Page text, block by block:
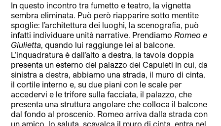
In questo incontro tra fumetto e teatro, la vignetta
sembra eliminata. Può però riapparire sotto mentite
spoglie: l’architettura dei luoghi, la scenografia, può
infatti individuare unità narrative. PrendiamoRomeo e
Giulietta, quando lui raggiunge lei al balcone.
L’inquadratura è dall’alto a destra, la tavola doppia
presenta un esterno del palazzo dei Capuleti in cui, da
sinistra a destra, abbiamo una strada, il muro di cinta,
il cortile interno e, su due piani con le scale per
accedervi e le trifore sulla facciata, il palazzo, che
presenta una struttura angolare che colloca il balcone
dal fondo al proscenio. Romeo arriva dalla strada con
un amico, lo saluta, scavalca il muro di cinta, entra nel